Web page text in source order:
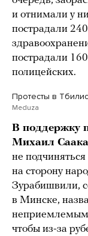
и отнимали у
пострадали
пострадали
полицейских.
Протесты в
Meduza
В поддержку
Михаил
не
на сторону
Зурабишвили,
в Минске,
чтобы из-за